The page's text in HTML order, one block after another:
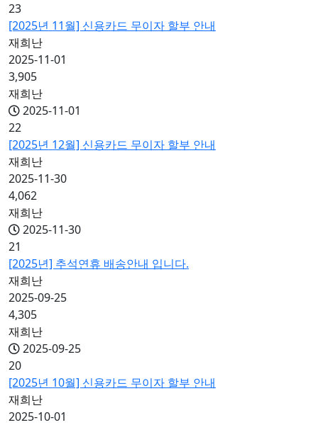
23
[2025년 11월] 신용카드 무이자 할부 안내
재희난
2025-11-01
3,905
재희난
2025-11-01
22
[2025년 12월] 신용카드 무이자 할부 안내
재희난
2025-11-30
4,062
재희난
2025-11-30
21
[2025년] 추석연휴 배송안내 입니다.
재희난
2025-09-25
4,305
재희난
2025-09-25
20
[2025년 10월] 신용카드 무이자 할부 안내
재희난
2025-10-01